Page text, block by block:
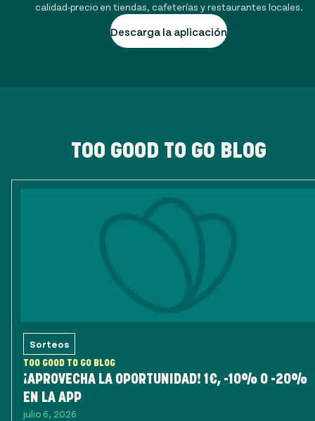
calidad-precio en tiendas, cafeterías y restaurantes locales.
Descarga la aplicación
TOO GOOD TO GO BLOG
Sorteos
TOO GOOD TO GO BLOG
¡APROVECHA LA OPORTUNIDAD! 1€, -10% O -20%
EN LA APP
julio 6, 2026